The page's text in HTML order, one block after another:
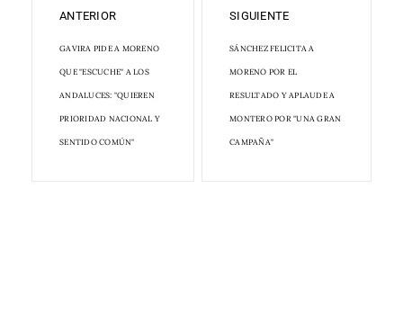
ANTERIOR
GAVIRA PIDE A MORENO
QUE "ESCUCHE" A LOS
ANDALUCES: "QUIEREN
PRIORIDAD NACIONAL Y
SENTIDO COMÚN"
SIGUIENTE
SÁNCHEZ FELICITA A
MORENO POR EL
RESULTADO Y APLAUDE A
MONTERO POR "UNA GRAN
CAMPAÑA"